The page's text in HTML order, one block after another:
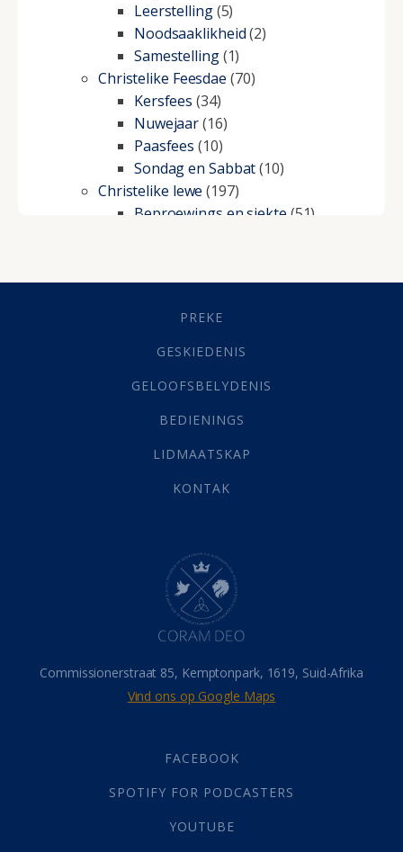
Leerstelling(5)
Noodsaaklikheid(2)
Samestelling(1)
Christelike Feesdae (70)
Kersfees (34)
Nuwejaar(16)
Paasfees (10)
Sondag en Sabbat(10)
Christelike lewe (197)
Beproewings en siekte (51)
Geestelike Groei(10)
(21)
Grys Areas(4)
Lewensdoel(3)
Selfondersoek(1)
Werk(22)
(142)
Hemel (31)
Israel (14)
Millennium(1)
Oordeelsdag(19)
Verheerlikte liggaam
Wederkoms
(27)
Gebed(87)
Die Onse Vader(12)
God(392)
Afgode(23)
PREKE
GESKIEDENIS
GELOOFSBELYDENIS
BEDIENINGS
LIDMAATSKAP
KONTAK
Commissionerstraat 85, Kemptonpark, 1619, Suid-Afrika
Vind ons op Google Maps
FACEBOOK
SPOTIFY FOR PODCASTERS
YOUTUBE